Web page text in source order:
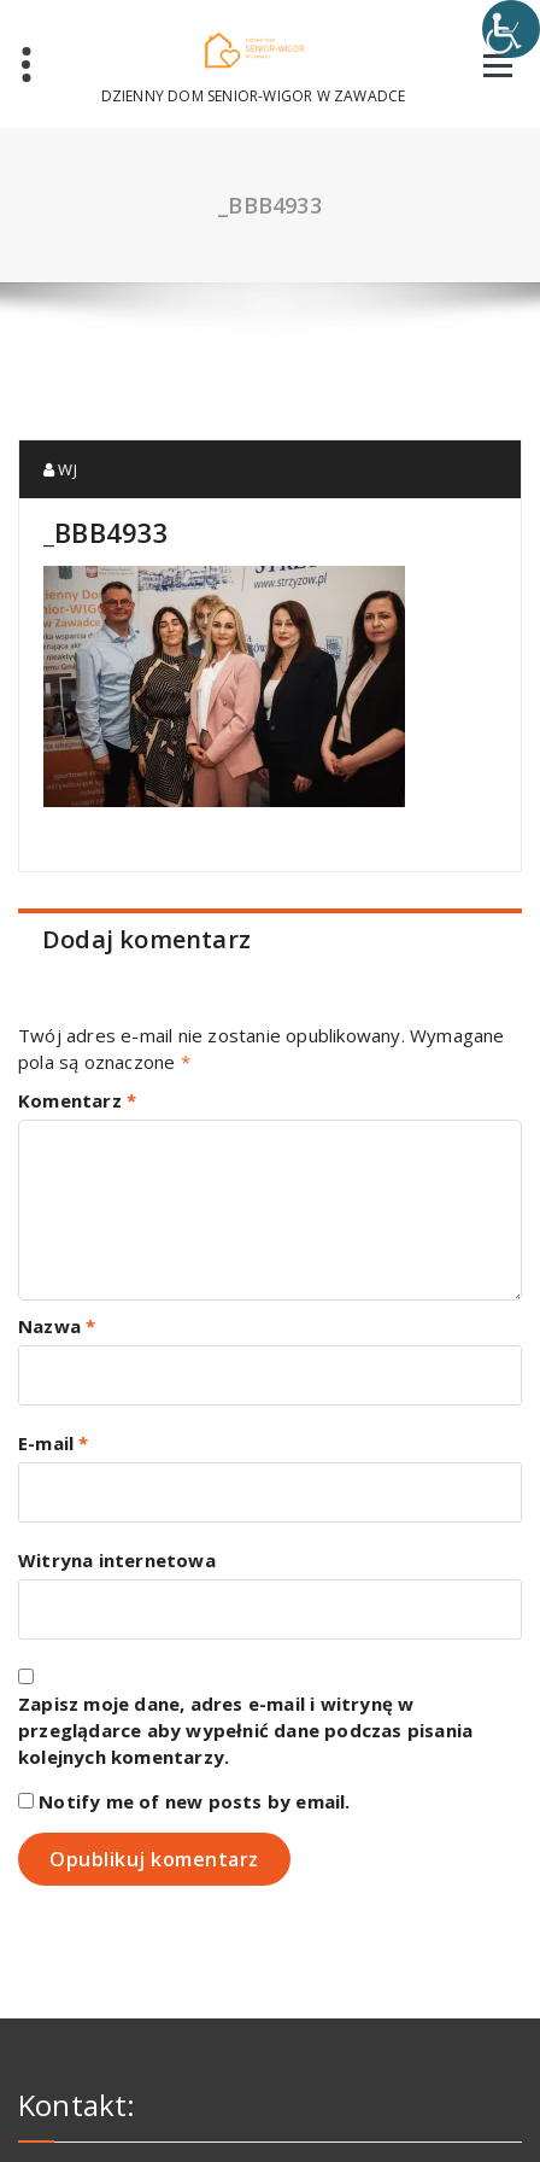
content
DZIENNY DOM SENIOR-WIGOR W ZAWADCE
_BBB4933
WJ
_BBB4933
Dodaj komentarz
Twój adres e-mail nie zostanie opublikowany. Wymagane
pola są oznaczone *
Komentarz *
Nazwa*
E-mail*
Witryna internetowa
Zapisz moje dane, adres e-mail i witrynę w
przeglądarce aby wypełnić dane podczas pisania
kolejnych komentarzy.
Notify me of new posts by email.
Kontakt: